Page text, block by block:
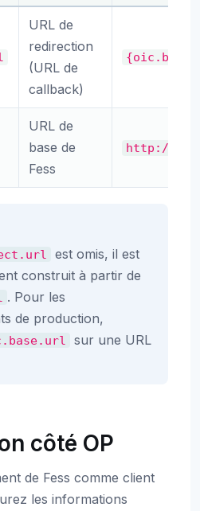
URL de
redirection
(URL de
callback)
URL de
base de
Fess
http://
est omis, il est
construit à partir de
. Pour les
de production,
sur une URL
côté OP
de Fess comme client
les informations